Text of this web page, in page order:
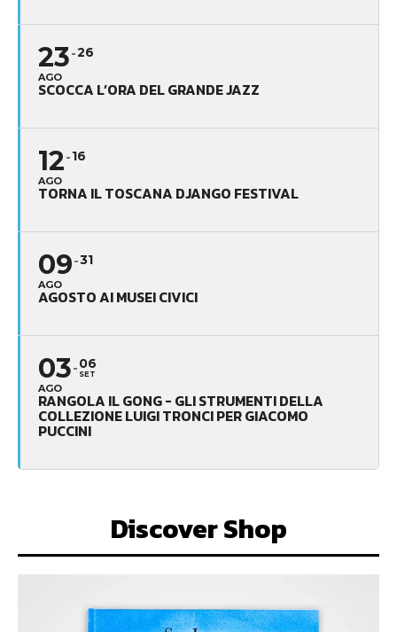
23
AGO
26
SCOCCA L’ORA DEL GRANDE JAZZ
12
AGO
16
TORNA IL TOSCANA DJANGO FESTIVAL
09
AGO
31
AGOSTO AI MUSEI CIVICI
03
AGO
06
SET
RANGOLA IL GONG - GLI STRUMENTI DELLA
COLLEZIONE LUIGI TRONCI PER GIACOMO
PUCCINI
Discover Shop